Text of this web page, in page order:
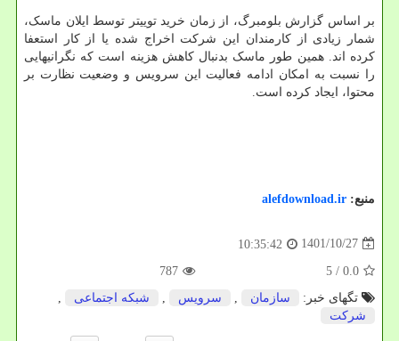
بر اساس گزارش بلومبرگ، از زمان خرید توییتر توسط ایلان ماسک،
شمار زیادی از کارمندان این شرکت اخراج شده یا از کار استعفا
کرده اند. همین طور ماسک بدنبال کاهش هزینه است که نگرانیهایی
را نسبت به امکان ادامه فعالیت این سرویس و وضعیت نظارت بر
محتوا، ایجاد کرده است.
منبع: alefdownload.ir
1401/10/27
10:35:42
0.0
/ 5
787
تگهای خبر:
سازمان , سرویس , شبكه اجتماعی
,
شركت